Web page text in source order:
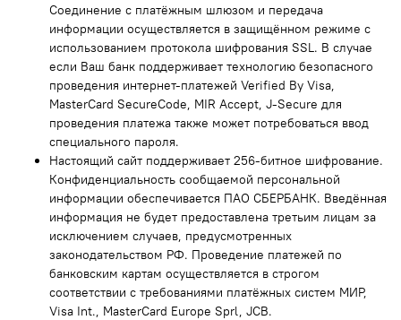
Соединение с платёжным шлюзом и передача
информации осуществляется в защищённом режиме с
использованием протокола шифрования SSL. В случае
если Ваш банк поддерживает технологию безопасного
проведения интернет-платежей Verified By Visa,
MasterCard SecureCode, MIR Accept, J-Secure для
проведения платежа также может потребоваться ввод
специального пароля.
Настоящий сайт поддерживает 256-битное шифрование.
Конфиденциальность сообщаемой персональной
информации обеспечивается ПАО СБЕРБАНК. Введённая
информация не будет предоставлена третьим лицам за
исключением случаев, предусмотренных
законодательством РФ. Проведение платежей по
банковским картам осуществляется в строгом
соответствии с требованиями платёжных систем МИР,
Visa Int., MasterCard Europe Sprl, JCB.